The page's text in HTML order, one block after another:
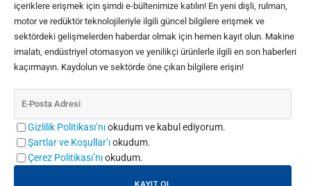
içeriklere erişmek için şimdi e-bültenimize katılın! En yeni dişli, rulman,
motor ve redüktör teknolojileriyle ilgili güncel bilgilere erişmek ve
sektördeki gelişmelerden haberdar olmak için hemen kayıt olun. Makine
imalatı, endüstriyel otomasyon ve yenilikçi ürünlerle ilgili en son haberleri
kaçırmayın. Kaydolun ve sektörde öne çıkan bilgilere erişin!
Gizlilik Politikası’nıokudum ve kabul ediyorum.
Şartlar ve Koşullar’ıokudum.
Çerez Politikası’nıokudum.